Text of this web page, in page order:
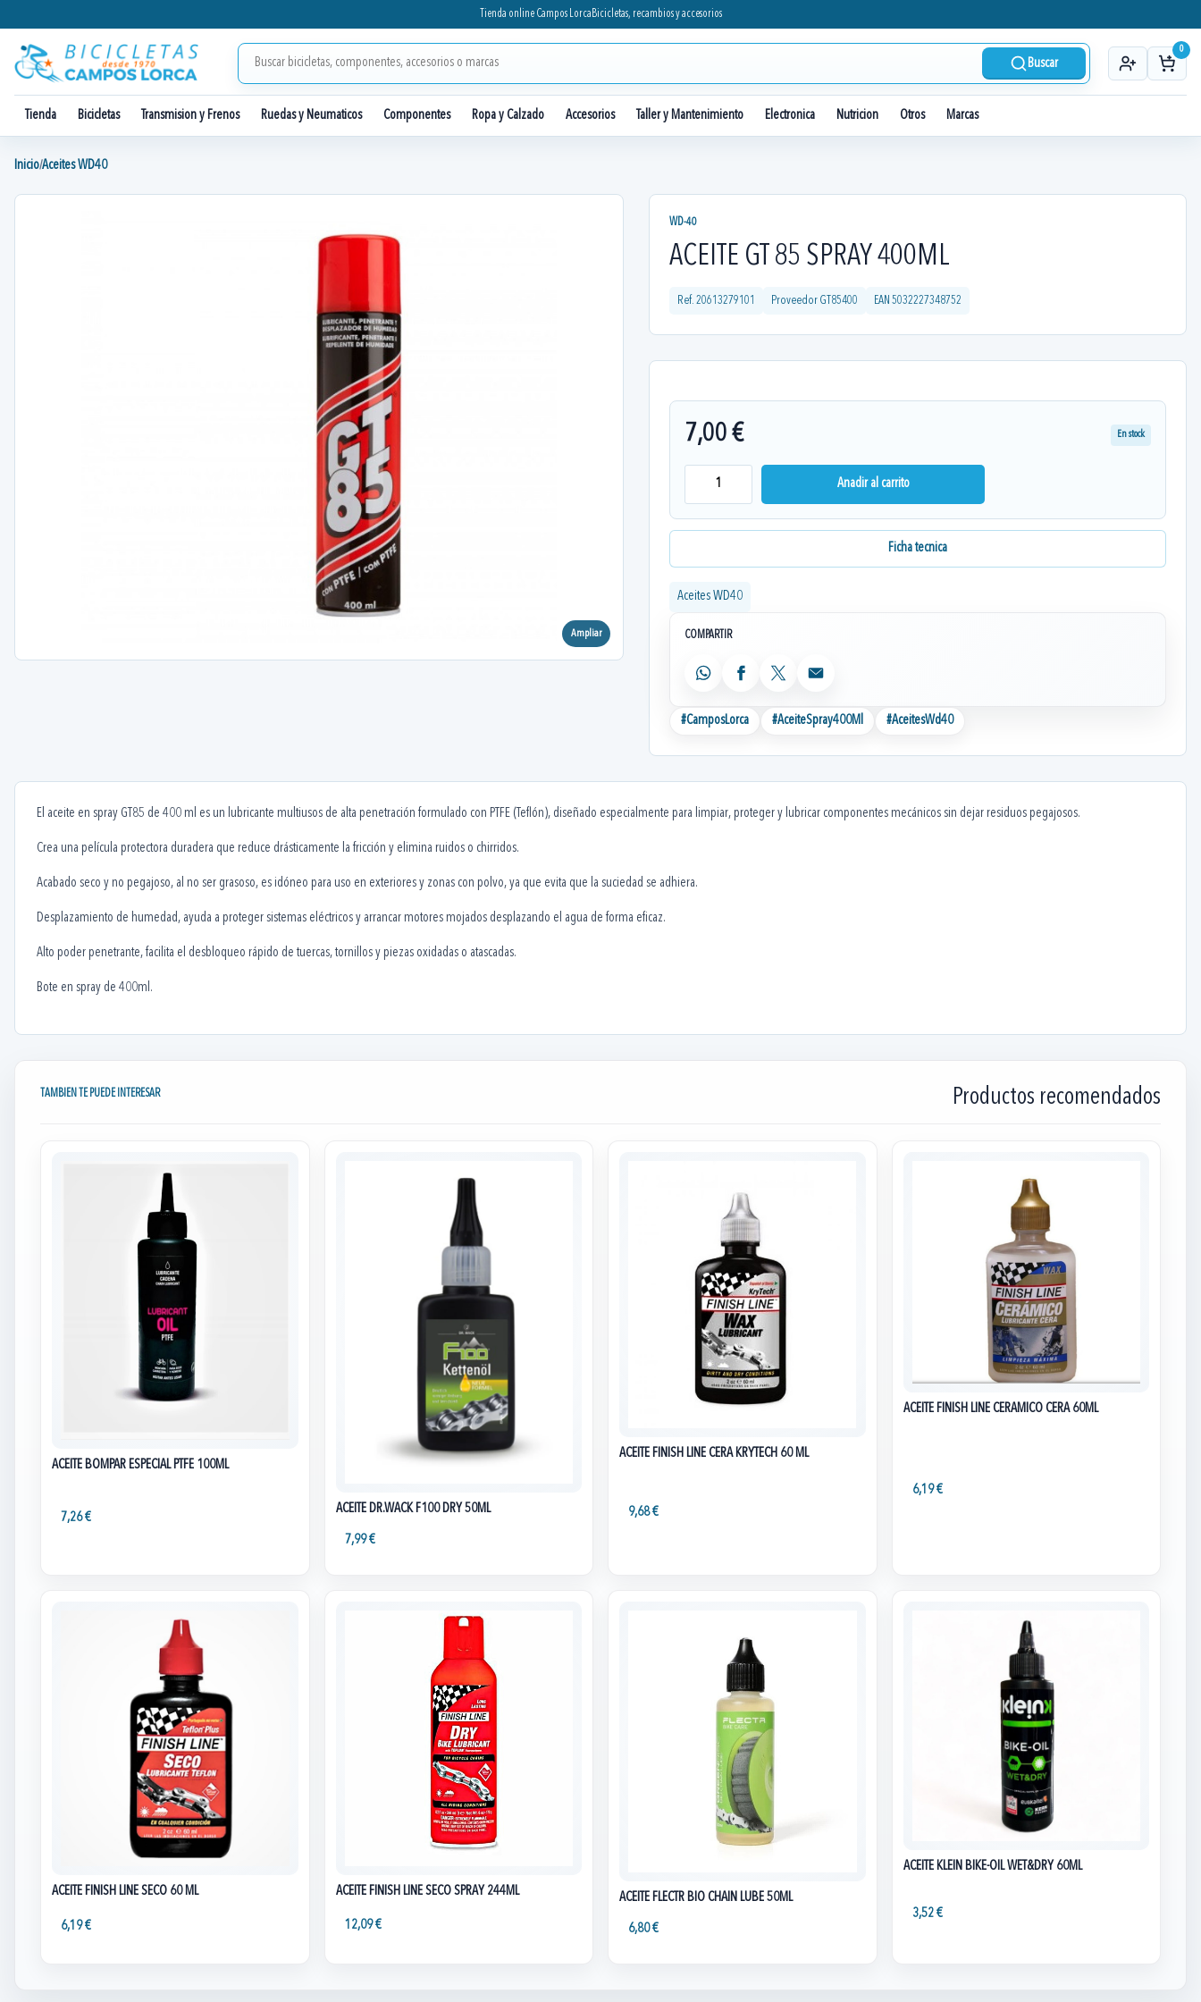
Tienda online Campos Lorca Bicicletas, recambios y accesorios
Buscar
0
Tienda Bicicletas Transmision y Frenos Ruedas y Neumaticos Componentes Ropa y Calzado Accesorios Taller y Mantenimiento Electronica Nutricion Otros Marcas
Inicio/Aceites WD40
WD-40
ACEITE GT 85 SPRAY 400ML
Ref.20613279101 Proveedor GT85400 EAN5032227348752
Ampliar
7,00 € En stock
Anadir al carrito
Ficha tecnica
Aceites WD40
COMPARTIR
WhatsAppFacebook
X Email
#CamposLorca #AceiteSpray400Ml #AceitesWd40
El aceite en spray GT85 de 400 ml es un lubricante multiusos de alta penetración formulado con PTFE (Teflón), diseñado especialmente para limpiar, proteger y lubricar componentes mecánicos sin dejar residuos pegajosos.
Crea una película protectora duradera que reduce drásticamente la fricción y elimina ruidos o chirridos.
Acabado seco y no pegajoso, al no ser grasoso, es idóneo para uso en exteriores y zonas con polvo, ya que evita que la suciedad se adhiera.
Desplazamiento de humedad, ayuda a proteger sistemas eléctricos y arrancar motores mojados desplazando el agua de forma eficaz.
Alto poder penetrante, facilita el desbloqueo rápido de tuercas, tornillos y piezas oxidadas o atascadas.
Bote en spray de 400ml.
TAMBIEN TE PUEDE INTERESAR Productos recomendados
ACEITE BOMPAR ESPECIAL PTFE 100ML
7,26 €
ACEITE DR.WACK F100 DRY 50ML
7,99 €
ACEITE FINISH LINE CERA KRYTECH 60 ML
9,68 €
ACEITE FINISH LINE CERAMICO CERA 60ML
6,19 €
ACEITE FINISH LINE SECO 60 ML
6,19 €
ACEITE FINISH LINE SECO SPRAY 244ML
12,09 €
ACEITE FLECTR BIO CHAIN LUBE 50ML
6,80 €
ACEITE KLEIN BIKE-OIL WET&DRY 60ML
3,52 €